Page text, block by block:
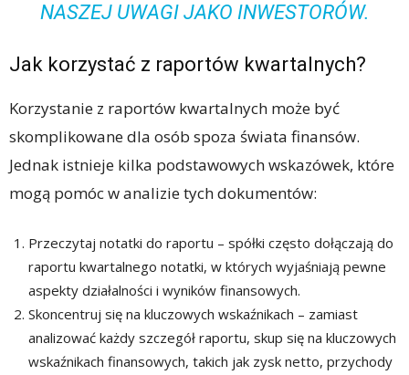
NASZEJ UWAGI JAKO INWESTORÓW.
Jak korzystać z raportów kwartalnych?
Korzystanie z raportów kwartalnych może być
skomplikowane dla osób spoza świata finansów.
Jednak istnieje kilka podstawowych wskazówek, które
mogą pomóc w analizie tych dokumentów:
Przeczytaj notatki do raportu – spółki często dołączają do
raportu kwartalnego notatki, w których wyjaśniają pewne
aspekty działalności i wyników finansowych.
Skoncentruj się na kluczowych wskaźnikach – zamiast
analizować każdy szczegół raportu, skup się na kluczowych
wskaźnikach finansowych, takich jak zysk netto, przychody